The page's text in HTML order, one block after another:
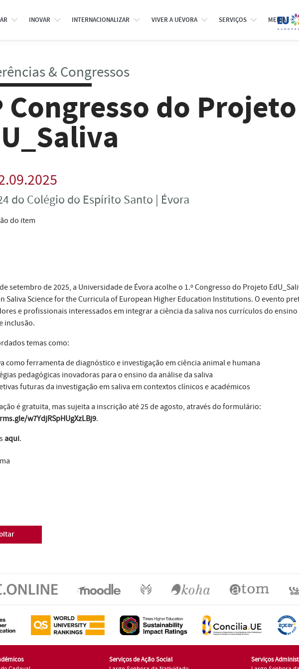
INOVAR INTERNACIONALIZAR VIVER A UÉVORA SERVIÇOS MEDIA
& Congressos
Congresso do Projeto
do Colégio do Espírito Santo | Évora
setembro de 2025, a Universidade de Évora acolhe o 1.º Congresso do Projeto
Saliva Science for the Curricula of European Higher Education Institutions. O evento
e profissionais interessados em integrar a ciência da saliva nos currículos do
inclusão.
temas como:
como ferramenta de diagnóstico e investigação em ciência animal e humana
pedagógicas inovadoras para o ensino da análise da saliva
futuras da investigação em saliva em contextos clínicos e académicos
é gratuita, mas sujeita a inscrição até 25 de agosto, através do formulário:
w7YdjRSpHUgXzLBj9.
aqui.
Serviços de Ação Social
Serviços